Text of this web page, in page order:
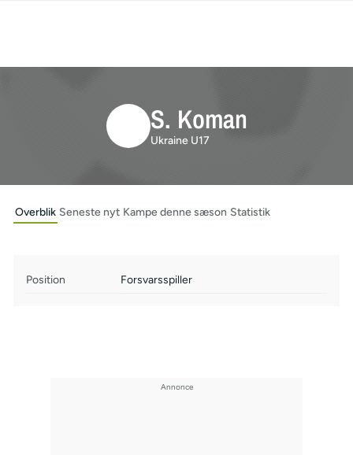
S. Koman
Ukraine U17
Overblik Seneste nyt Kampe denne sæson Statistik
Position Forsvarsspiller